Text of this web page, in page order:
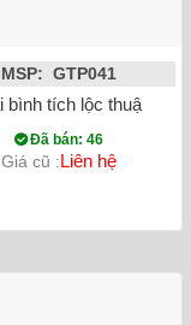
vẽ vàng màu đỏ
MSP: GTP041
bình tích lộc thuận
Đã bán: 46
Giá cũ :Liên hệ